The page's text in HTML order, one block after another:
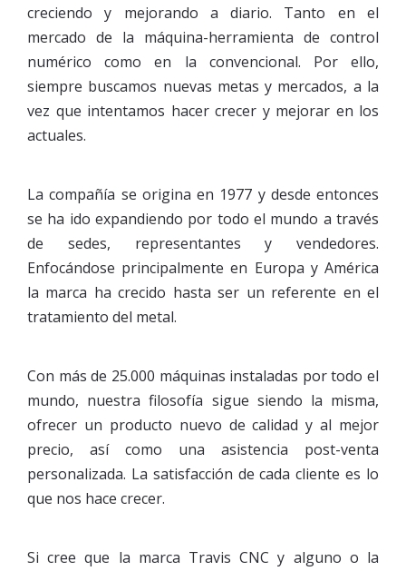
creciendo y mejorando a diario. Tanto en el
mercado de la máquina-herramienta de control
numérico como en la convencional. Por ello,
siempre buscamos nuevas metas y mercados, a la
vez que intentamos hacer crecer y mejorar en los
actuales.
La compañía se origina en 1977 y desde entonces
se ha ido expandiendo por todo el mundo a través
de sedes, representantes y vendedores.
Enfocándose principalmente en Europa y América
la marca ha crecido hasta ser un referente en el
tratamiento del metal.
Con más de 25.000 máquinas instaladas por todo el
mundo, nuestra filosofía sigue siendo la misma,
ofrecer un producto nuevo de calidad y al mejor
precio, así como una asistencia post-venta
personalizada. La satisfacción de cada cliente es lo
que nos hace crecer.
Si cree que la marca Travis CNC y alguno o la